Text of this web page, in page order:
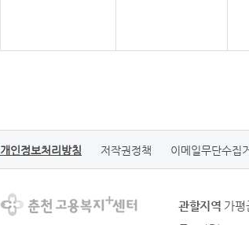
개인정보처리방침 저작권정책 이메일무단수집
관할지역 가